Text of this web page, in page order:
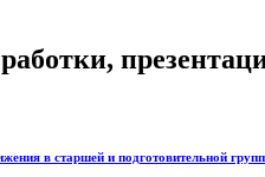
в старшей и подготовительной